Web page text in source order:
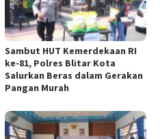
Sambut HUT Kemerdekaan RI
ke-81, Polres Blitar Kota
Salurkan Beras dalam Gerakan
Pangan Murah